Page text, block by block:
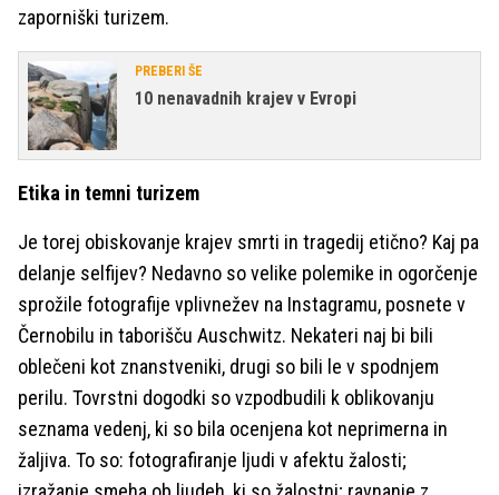
zaporniški turizem.
PREBERI ŠE
10 nenavadnih krajev v Evropi
Etika in temni turizem
Je torej obiskovanje krajev smrti in tragedij etično? Kaj pa
delanje selfijev? Nedavno so velike polemike in ogorčenje
sprožile fotografije vplivnežev na Instagramu, posnete v
Černobilu in taborišču Auschwitz. Nekateri naj bi bili
oblečeni kot znanstveniki, drugi so bili le v spodnjem
perilu. Tovrstni dogodki so vzpodbudili k oblikovanju
seznama vedenj, ki so bila ocenjena kot neprimerna in
žaljiva. To so: fotografiranje ljudi v afektu žalosti;